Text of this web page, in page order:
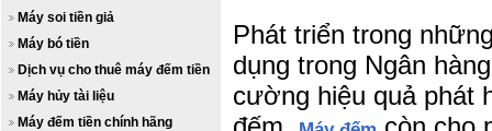
Máy soi tiền giả
Máy bó tiền
Dịch vụ cho thuê máy đếm tiền
Máy hủy tài liệu
Máy đếm tiền chính hãng
Phát triển trong
dụng trong Ngân
cường hiệu quả phát